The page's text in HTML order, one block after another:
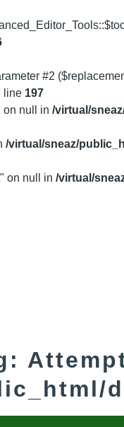
#2
line 197
on null in /virtual/
/virtual/sneaz/
on null in /virtual/
: